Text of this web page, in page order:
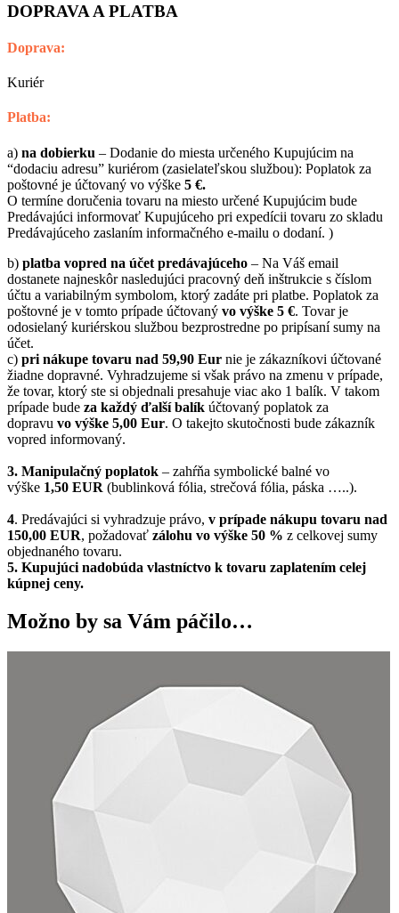
DOPRAVA A PLATBA
Doprava:
Kuriér
Platba:
a) na dobierku – Dodanie do miesta určeného Kupujúcim na
“dodaciu adresu” kuriérom (zasielateľskou službou): Poplatok za
poštovné je účtovaný vo výške 5 €.
O termíne doručenia tovaru na miesto určené Kupujúcim bude
Predávajúci informovať Kupujúceho pri expedícii tovaru zo skladu
Predávajúceho zaslaním informačného e-mailu o dodaní. )
b) platba vopred na účet predávajúceho – Na Váš email
dostanete najneskôr nasledujúci pracovný deň inštrukcie s číslom
účtu a variabilným symbolom, ktorý zadáte pri platbe. Poplatok za
poštovné je v tomto prípade účtovaný vo výške 5 €. Tovar je
odosielaný kuriérskou službou bezprostredne po pripísaní sumy na
účet.
c) pri nákupe tovaru nad 59,90 Eur nie je zákazníkovi účtované
žiadne dopravné. Vyhradzujeme si však právo na zmenu v prípade,
že tovar, ktorý ste si objednali presahuje viac ako 1 balík. V takom
prípade bude za každý ďalší balík účtovaný poplatok za
dopravu vo výške 5,00 Eur. O takejto skutočnosti bude zákazník
vopred informovaný.
3. Manipulačný poplatok – zahŕňa symbolické balné vo
výške 1,50 EUR (bublinková fólia, strečová fólia, páska …..).
4. Predávajúci si vyhradzuje právo, v prípade nákupu tovaru nad
150,00 EUR, požadovať zálohu vo výške 50 % z celkovej sumy
objednaného tovaru.
5. Kupujúci nadobúda vlastníctvo k tovaru zaplatením celej
kúpnej ceny.
Možno by sa Vám páčilo…